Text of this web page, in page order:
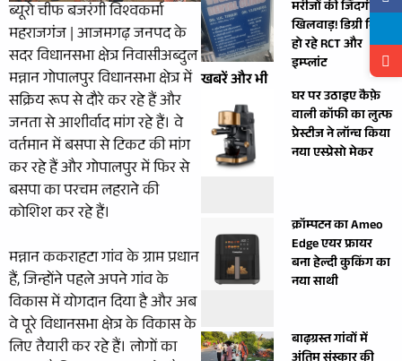
ब्यूरो चीफ बजरंगी विश्वकर्मा
महराजगंज | आजमगढ़ जनपद के
सदर विधानसभा क्षेत्र निवासीअब्दुल
मन्नान गोपालपुर विधानसभा क्षेत्र में
सक्रिय रूप से दौरे कर रहे हैं और
जनता से आशीर्वाद मांग रहे हैं। वे
वर्तमान में बसपा से टिकट की मांग
कर रहे हैं और गोपालपुर में फिर से
बसपा का परचम लहराने की
कोशिश कर रहे हैं।
मन्नान ककराहटा गांव के ग्राम प्रधान
हैं, जिन्होंने पहले अपने गांव के
विकास में योगदान दिया है और अब
वे पूरे विधानसभा क्षेत्र के विकास के
लिए तैयारी कर रहे हैं। लोगों का
मरीजों की जिंदगी से
खिलवाड़! डिग्री बिना
हो रहे RCT और
इम्प्लांट
खबरें और भी
घर पर उठाइए कैफ़े
वाली कॉफी का लुत्फ
प्रेस्टीज ने लॉन्च किया
नया एस्प्रेसो मेकर
क्रॉम्पटन का Ameo
Edge एयर फ्रायर
बना हेल्दी कुकिंग का
नया साथी
बाढ़ग्रस्त गांवों में